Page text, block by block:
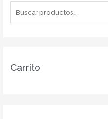
Carrito